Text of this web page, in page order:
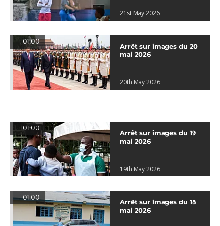
21st May 2026
01:00
Arrêt sur images du 20
mai 2026
20th May 2026
01:00
Arrêt sur images du 19
mai 2026
19th May 2026
01:00
Arrêt sur images du 18
mai 2026